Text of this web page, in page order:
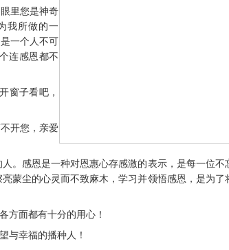
里您是神奇
我所做的一
一个人不可
连感恩都不
窗子看吧，
开您，亲爱
。感恩是一种对恩惠心存感激的表示，是每一位不
蒙尘的心灵而不致麻木，学习并领悟感恩，是为了
方面都有十分的用心！
与幸福的播种人！